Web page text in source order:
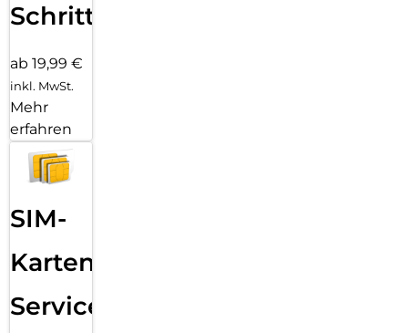
Schritten
ab 19,99 €
inkl. MwSt.
Mehr
erfahren
SIM-
Karten
Service: